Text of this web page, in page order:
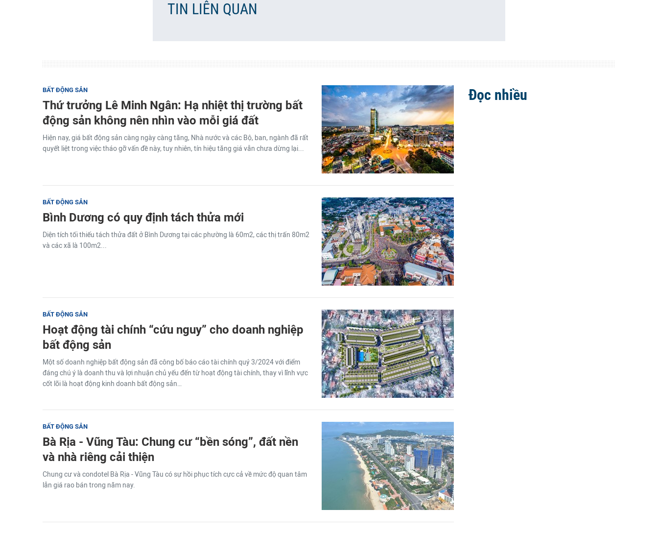
TIN LIÊN QUAN
BẤT ĐỘNG SẢN
Thứ trưởng Lê Minh Ngân: Hạ nhiệt thị trường bất
động sản không nên nhìn vào mỗi giá đất
Hiện nay, giá bất động sản càng ngày càng tăng, Nhà nước và các Bộ, ban, ngành đã rất
quyết liệt trong việc tháo gỡ vấn đề này, tuy nhiên, tín hiệu tăng giá vẫn chưa dừng lại...
BẤT ĐỘNG SẢN
Bình Dương có quy định tách thửa mới
Diện tích tối thiếu tách thửa đất ở Bình Dương tại các phường là 60m2, các thị trấn 80m2
và các xã là 100m2...
BẤT ĐỘNG SẢN
Hoạt động tài chính “cứu nguy” cho doanh nghiệp
bất động sản
Một số doanh nghiệp bất động sản đã công bố báo cáo tài chính quý 3/2024 với điểm
đáng chú ý là doanh thu và lợi nhuận chủ yếu đến từ hoạt động tài chính, thay vì lĩnh vực
cốt lõi là hoạt động kinh doanh bất động sản…
BẤT ĐỘNG SẢN
Bà Rịa - Vũng Tàu: Chung cư “bền sóng”, đất nền
và nhà riêng cải thiện
Chung cư và condotel Bà Rịa - Vũng Tàu có sự hồi phục tích cực cả về mức độ quan tâm
lẫn giá rao bán trong năm nay.
Đọc nhiều